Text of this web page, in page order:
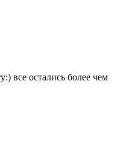
все остались более чем